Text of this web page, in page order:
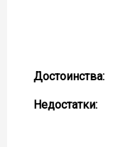
Достоинства:
Недостатки: